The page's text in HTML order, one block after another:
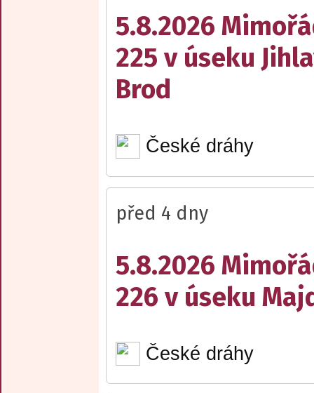
5.8.2026
225 v úseku
Brod
České dráhy
před 4 dny
5.8.2026
226 v úseku
České dráhy